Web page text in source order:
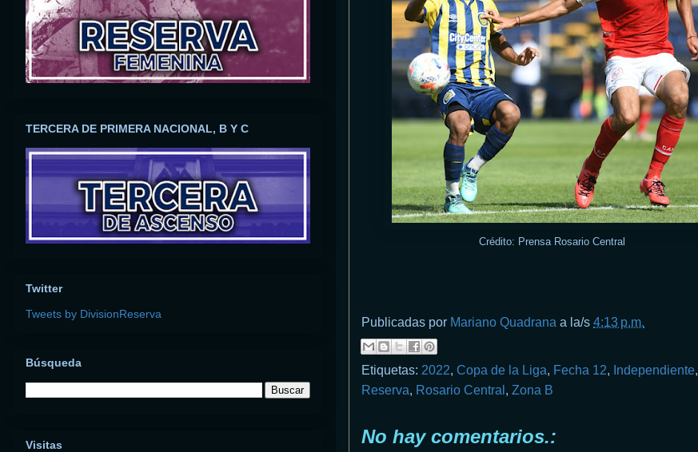
Crédito: Prensa Rosario Central
Publicadas por Mariano Quadrana a la/s 4:13 p.m.
Etiquetas: 2022, Copa de la Liga, Fecha 12, Independiente,
Reserva, Rosario Central , Zona B
No hay comentarios.:
TERCERA DE PRIMERA NACIONAL, B Y C
Twitter
Tweets by DivisionReserva
Búsqueda
Visitas